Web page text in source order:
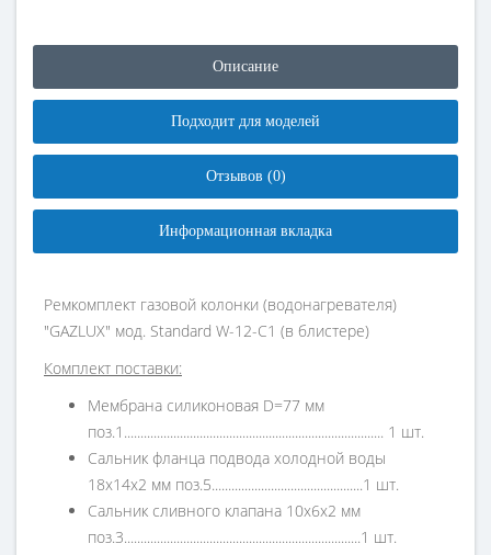
Описание
Подходит для моделей
Отзывов (0)
Информационная вкладка
Ремкомплект газовой колонки (водонагревателя)
"GAZLUX" мод. Standard W-12-C1 (в блистере)
Комплект поставки:
Мембрана силиконовая D=77 мм
поз.1............................................................................... 1 шт.
Сальник фланца подвода холодной воды
18х14х2 мм поз.5..............................................1 шт.
Сальник сливного клапана 10х6х2 мм
поз.3........................................................................1 шт.